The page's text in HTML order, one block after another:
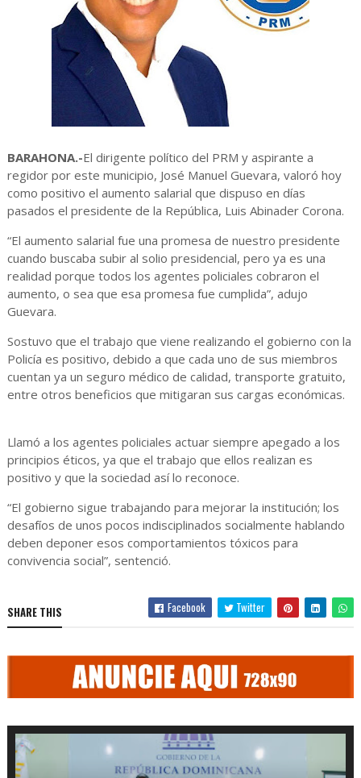
BARAHONA.-El dirigente político del PRM y aspirante a
regidor por este municipio, José Manuel Guevara, valoró hoy
como positivo el aumento salarial que dispuso en días
pasados el presidente de la República, Luis Abinader Corona.
“El aumento salarial fue una promesa de nuestro presidente
cuando buscaba subir al solio presidencial, pero ya es una
realidad porque todos los agentes policiales cobraron el
aumento, o sea que esa promesa fue cumplida”, adujo
Guevara.
Sostuvo que el trabajo que viene realizando el gobierno con la
Policía es positivo, debido a que cada uno de sus miembros
cuentan ya un seguro médico de calidad, transporte gratuito,
entre otros beneficios que mitigaran sus cargas económicas.
Llamó a los agentes policiales actuar siempre apegado a los
principios éticos, ya que el trabajo que ellos realizan es
positivo y que la sociedad así lo reconoce.
“El gobierno sigue trabajando para mejorar la institución; los
desafíos de unos pocos indisciplinados socialmente hablando
deben deponer esos comportamientos tóxicos para
convivencia social”, sentenció.
SHARE THIS Facebook Twitter